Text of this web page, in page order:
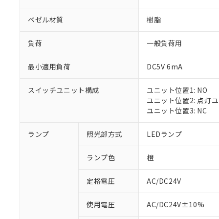
ベゼル材質 樹脂
負荷 一般負荷用
最小適用負荷 DC5V 6mA
スイッチユニット構成
ユニット位置1: NO
ユニット位置2: 点灯
ユニット位置3: NC
ランプ 照光部方式 LEDランプ
ランプ色 橙
定格電圧 AC/DC24V
使用電圧 AC/DC24V±10%
※1 対応状況